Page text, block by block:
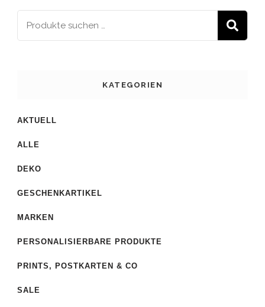
KATEGORIEN
AKTUELL
ALLE
DEKO
GESCHENKARTIKEL
MARKEN
PERSONALISIERBARE PRODUKTE
PRINTS, POSTKARTEN & CO
SALE